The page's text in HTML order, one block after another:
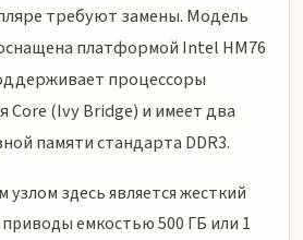
требуют замены. Модель
платформой Intel HM76
процессоры
Core (Ivy Bridge) и имеет два
памяти стандарта DDR3.
здесь является жесткий
емкостью 500 ГБ или 1